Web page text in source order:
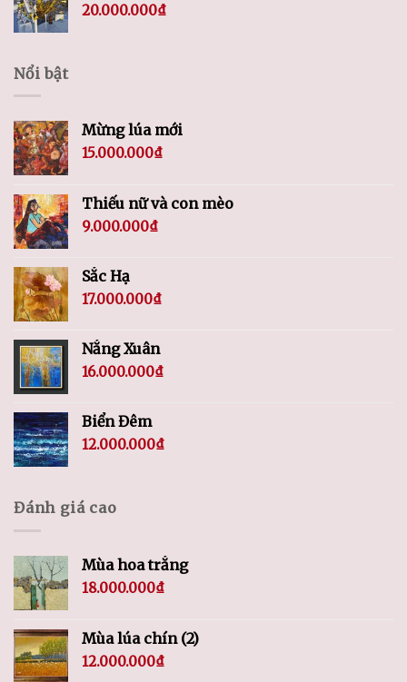
20.000.000₫
Nổi bật
Mừng lúa mới
15.000.000₫
Thiếu nữ và con mèo
9.000.000₫
Sắc Hạ
17.000.000₫
Nắng Xuân
16.000.000₫
Biển Đêm
12.000.000₫
Đánh giá cao
Mùa hoa trắng
18.000.000₫
Mùa lúa chín (2)
12.000.000₫